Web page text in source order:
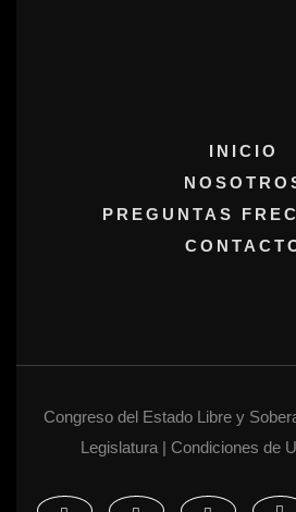
INICIO
PREGUNTAS
Congreso del Estado Libre y
Legislatura | Condiciones de